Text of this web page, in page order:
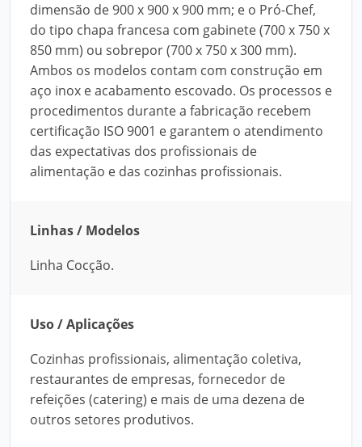
dimensão de 900 x 900 x 900 mm; e o Pró-Chef,
do tipo chapa francesa com gabinete (700 x 750 x
850 mm) ou sobrepor (700 x 750 x 300 mm).
Ambos os modelos contam com construção em
aço inox e acabamento escovado. Os processos e
procedimentos durante a fabricação recebem
certificação ISO 9001 e garantem o atendimento
das expectativas dos profissionais de
alimentação e das cozinhas profissionais.
Linhas / Modelos
Linha Cocção.
Uso / Aplicações
Cozinhas profissionais, alimentação coletiva,
restaurantes de empresas, fornecedor de
refeições (catering) e mais de uma dezena de
outros setores produtivos.